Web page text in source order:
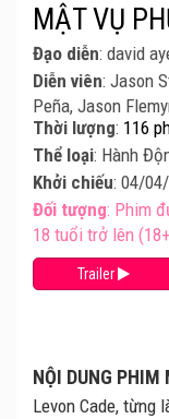
NỘI DUNG PHIM
Levon Cade, từng
MẬT VỤ
Đạo diễn: david
Diễn viên: Jason
Peña, Jason
Thời lượng: 116
Thể loại: Hành
Khởi chiếu: 04/
Đối tượng: Phim
18 tuổi trở lên
Trailer